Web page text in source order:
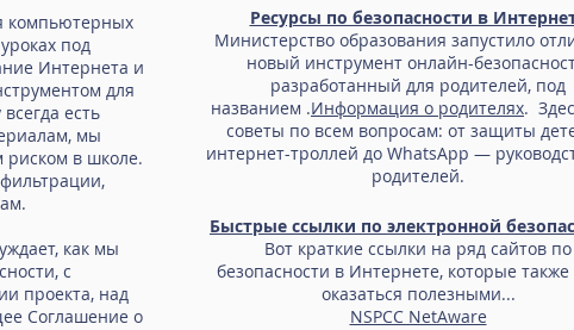
компьютерных
под
Интернета и
для
есть
мы
риском в школе.
как мы
с
проекта, над
Соглашение о
Ресурсы по безопасности в
Министерство образования запустило
новый инструмент онлайн-
разработанный для родителей, под
названием .Информация о родителях.
советы по всем вопросам: от защиты
интернет-троллей до WhatsApp —
родителей.
Быстрые ссылки по электронной
Вот краткие ссылки на ряд сайтов по
безопасности в Интернете, которые также
оказаться полезными...
NSPCC NetAware